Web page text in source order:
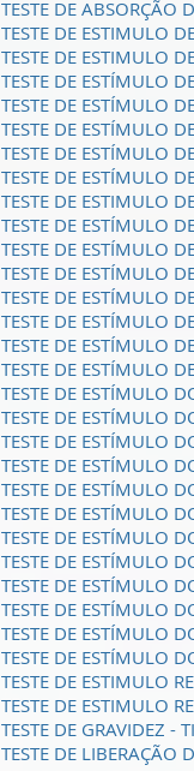
TESTE DE ABSORÇÃO
TESTE DE ESTIMULO
TESTE DE ESTIMULO
TESTE DE ESTÍMULO
TESTE DE ESTÍMULO
TESTE DE ESTÍMULO
TESTE DE ESTÍMULO
TESTE DE ESTÍMULO
TESTE DE ESTIMULO
TESTE DE ESTÍMULO
TESTE DE ESTÍMULO
TESTE DE ESTÍMULO
TESTE DE ESTÍMULO
TESTE DE ESTÍMULO
TESTE DE ESTÍMULO
TESTE DE ESTÍMULO
TESTE DE ESTÍMULO
TESTE DE ESTÍMULO
TESTE DE ESTÍMULO
TESTE DE ESTÍMULO
TESTE DE ESTÍMULO
TESTE DE ESTÍMULO
TESTE DE ESTÍMULO
TESTE DE ESTÍMULO
TESTE DE ESTÍMULO
TESTE DE ESTÍMULO
TESTE DE ESTÍMULO
TESTE DE ESTÍMULO
TESTE DE ESTIMULO
TESTE DE ESTIMULO
TESTE DE GRAVIDEZ -
TESTE DE LIBERAÇÃO